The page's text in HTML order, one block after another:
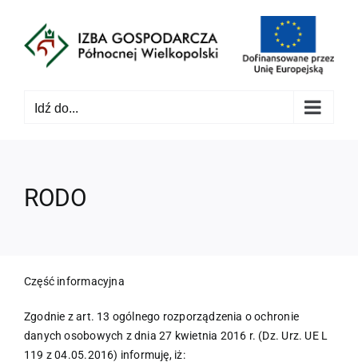
zawartości
Idź do...
RODO
Część informacyjna
Zgodnie z art. 13 ogólnego rozporządzenia o ochronie
danych osobowych z dnia 27 kwietnia 2016 r. (Dz. Urz. UE L
119 z 04.05.2016) informuję, iż: